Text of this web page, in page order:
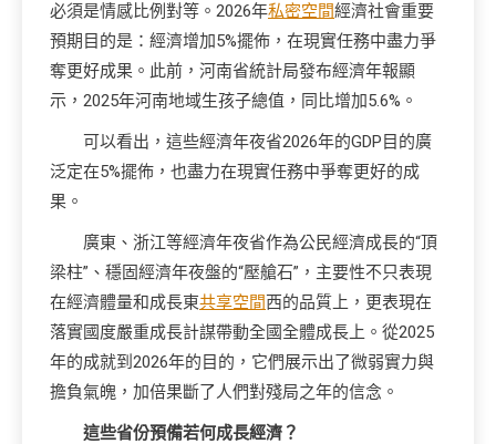
必須是情感比例對等。2026年私密空間經濟社會重要
預期目的是：經濟增加5%擺佈，在現實任務中盡力爭
奪更好成果。此前，河南省統計局發布經濟年報顯
示，2025年河南地域生孩子總值，同比增加5.6%。
可以看出，這些經濟年夜省2026年的GDP目的廣
泛定在5%擺佈，也盡力在現實任務中爭奪更好的成
果。
廣東、浙江等經濟年夜省作為公民經濟成長的“頂
梁柱”、穩固經濟年夜盤的“壓艙石”，主要性不只表現
在經濟體量和成長東共享空間西的品質上，更表現在
落實國度嚴重成長計謀帶動全國全體成長上。從2025
年的成就到2026年的目的，它們展示出了微弱實力與
擔負氣魄，加倍果斷了人們對殘局之年的信念。
這些省份預備若何成長經濟？